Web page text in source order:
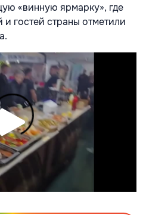
«винную ярмарку», где
гостей страны отметили